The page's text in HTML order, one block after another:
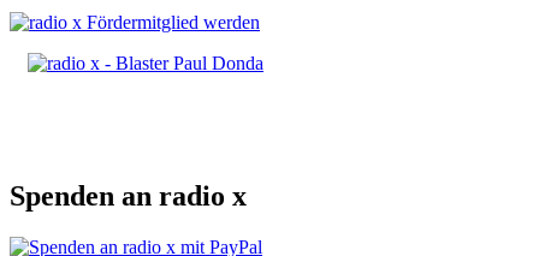
Spenden an radio x